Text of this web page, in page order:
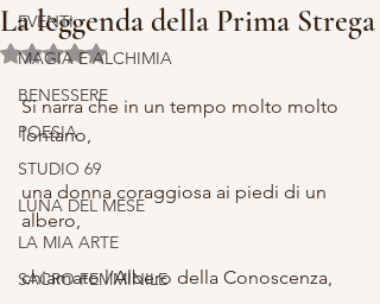
EVENTI
MAGIA E ALCHIMIA
BENESSERE
POESIA
STUDIO 69
LUNA DEL MESE
LA MIA ARTE
SACRO FEMMINILE
La leggenda della Prima Strega
Valutazione NaN stelle su 5.
Si narra che in un tempo molto molto
lontano,
una donna coraggiosa ai piedi di un
albero,
chiamato l’Albero della Conoscenza,